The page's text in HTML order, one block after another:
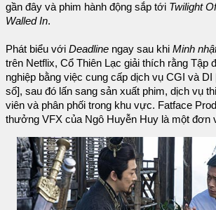
gần đây và phim hành động sắp tới Twilight
Walled In.
Phát biểu với Deadline ngay sau khi Minh
trên Netflix, Cổ Thiên Lạc giải thích rằng Tập
nghiệp bằng việc cung cấp dịch vụ CGI và DI
số], sau đó lấn sang sản xuất phim, dịch vụ
viên và phân phối trong khu vực. Fatface
thưởng VFX của Ngô Huyễn Huy là một đơn